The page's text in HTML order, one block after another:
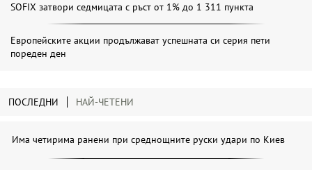
SOFIX затвори седмицата с ръст от 1% до 1 311 пункта
Европейските акции продължават успешната си серия пети
пореден ден
ПОСЛЕДНИ НАЙ-ЧЕТЕНИ
Има четирима ранени при среднощните руски удари по Киев